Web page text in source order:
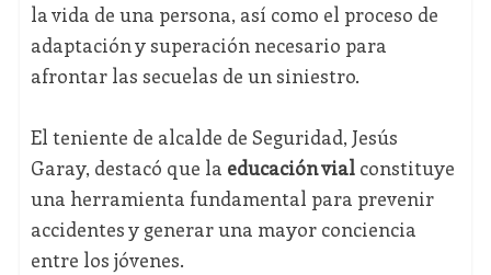
la vida de una persona, así como el proceso de
adaptación y superación necesario para
afrontar las secuelas de un siniestro.
El teniente de alcalde de Seguridad, Jesús
Garay, destacó que la educación vialconstituye
una herramienta fundamental para prevenir
accidentes y generar una mayor conciencia
entre los jóvenes.